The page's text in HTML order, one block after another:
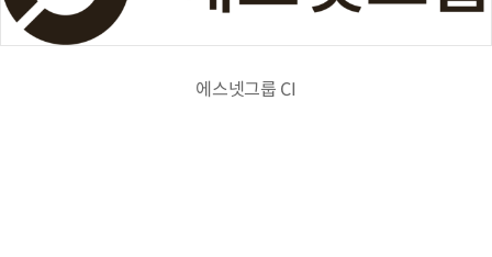
에스넷그룹 CI